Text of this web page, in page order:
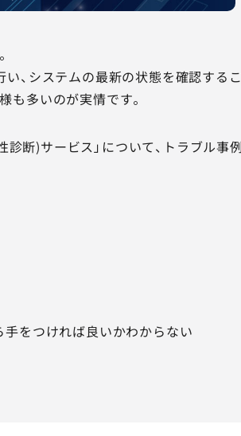
、システムの最新の状態を確認する
も多いのが実情です。
断)サービス」について、トラブル事
手をつければ良いかわからない